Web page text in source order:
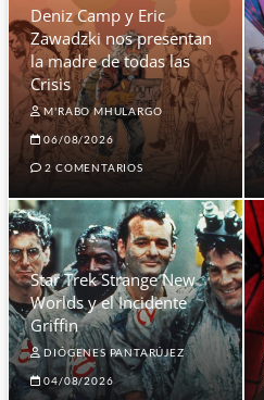
Deniz Camp y Eric
Zawadzki nos presentan
la madre de todas las
Crisis
M'RABO MHULARGO
06/08/2026
2 COMENTARIOS
Star Trek Strange New
Worlds y el Incidente
Griffin
DIÓGENES PANTARÚJEZ
04/08/2026